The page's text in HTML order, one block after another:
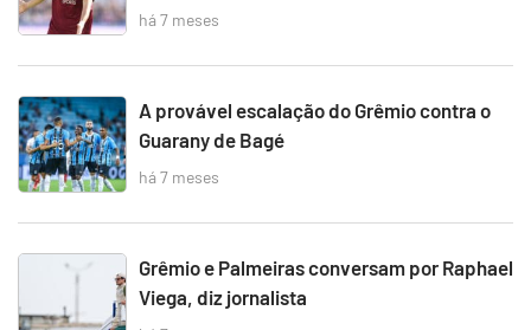
há 7 meses
A provável escalação do Grêmio contra o
Guarany de Bagé
há 7 meses
Grêmio e Palmeiras conversam por Raphael
Viega, diz jornalista